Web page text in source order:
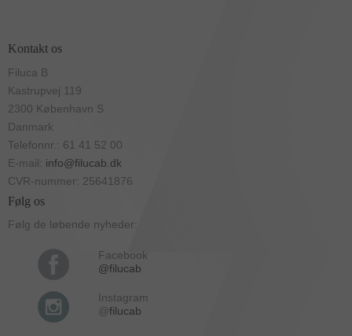
Kontakt os
Filuca B
Kastrupvej 119
2300 København S
Danmark
Telefonnr.: 61 41 52 00
E-mail: info@filucab.dk
CVR-nummer: 25641876
Følg os
Følg de løbende nyheder:
Facebook
@filucab
Instagram
@filucab